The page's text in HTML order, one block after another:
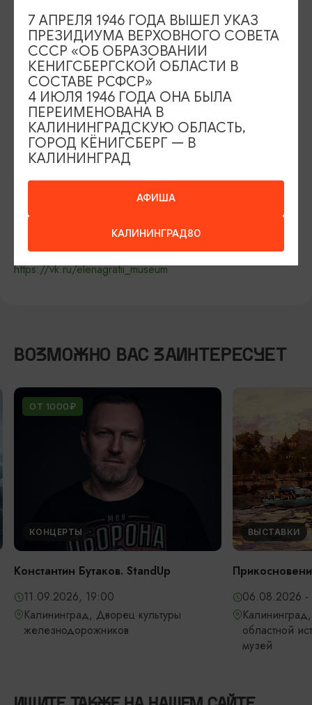
ДАТА
27.04.2026 - 15.07.2026, 10:00 - 19:00
МЕСТО ПРОВЕДЕНИЯ
Музей-галерея Елены Гратий, Зеленоградск, третий Московский
переулок, 1 , Зеленоградск
Показать на карте
ТЕЛЕФОН
+7 (905) 245-55-14
ПОЧТА
https://vk.ru/elenagratii_museum
ВОЗМОЖНО ВАС ЗАИНТЕРЕСУЕТ
ВЫСТАВКИ
Прикосновение
06.08.2026 - 05.09.2026
Калининград, Калининградский
областной историко-художественный
АФИША
КАЛИНИНГРАД80
7 АПРЕЛЯ 1946 ГОДА ВЫШЕЛ УКАЗ
ПРЕЗИДИУМА ВЕРХОВНОГО СОВЕТА
СССР «ОБ ОБРАЗОВАНИИ
КЕНИГСБЕРГСКОЙ ОБЛАСТИ В
СОСТАВЕ РСФСР»
4 ИЮЛЯ 1946 ГОДА ОНА БЫЛА
ПЕРЕИМЕНОВАНА В
КАЛИНИНГРАДСКУЮ ОБЛАСТЬ,
ГОРОД КЁНИГСБЕРГ — В
КАЛИНИНГРАД